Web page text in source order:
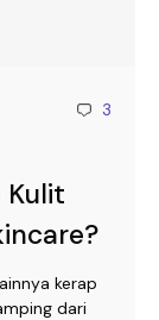
3
Kulit
kerap
dari